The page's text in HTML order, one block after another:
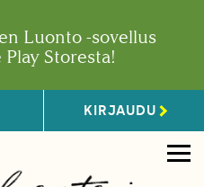
Luonto -sovellus
Play Storesta!
KIRJAUDU